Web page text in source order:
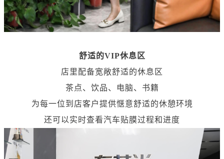
舒适的VIP休息区
店里配备宽敞舒适的休息区
茶点、饮品、电脑、书籍
为每一位到店客户提供惬意舒适的休憩环境
还可以实时查看汽车贴膜过程和进度